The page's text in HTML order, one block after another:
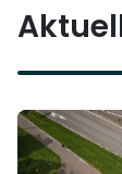
Läs mer